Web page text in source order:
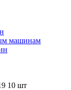
машинам
10 шт